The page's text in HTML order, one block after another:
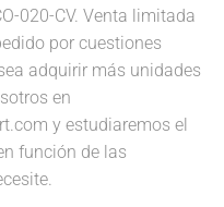
020-CV. Venta limitada
por cuestiones
adquirir más unidades
en
y estudiaremos el
función de las